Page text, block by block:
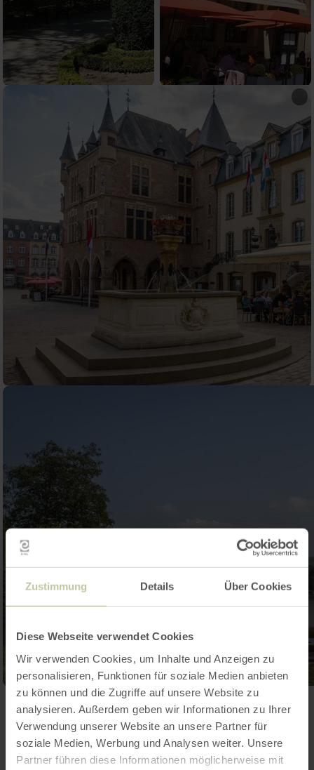
Zustimmung Details Über Cookies
Diese Webseite verwendet Cookies
Wir verwenden Cookies, um Inhalte und Anzeigen zu
personalisieren, Funktionen für soziale Medien anbieten
zu können und die Zugriffe auf unsere Website zu
analysieren. Außerdem geben wir Informationen zu Ihrer
Verwendung unserer Website an unsere Partner für
soziale Medien, Werbung und Analysen weiter. Unsere
Partner führen diese Informationen möglicherweise mit
Galerij openen